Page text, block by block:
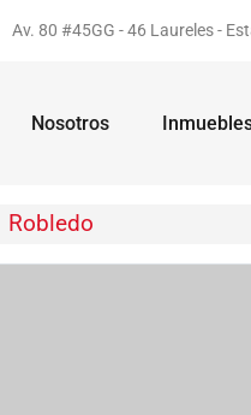
Av. 80 #45GG - 46 Laureles -
Nosotros
Robledo